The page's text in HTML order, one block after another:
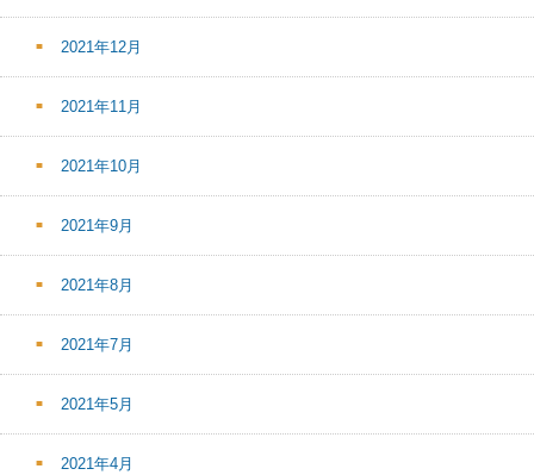
2021年12月
2021年11月
2021年10月
2021年9月
2021年8月
2021年7月
2021年5月
2021年4月